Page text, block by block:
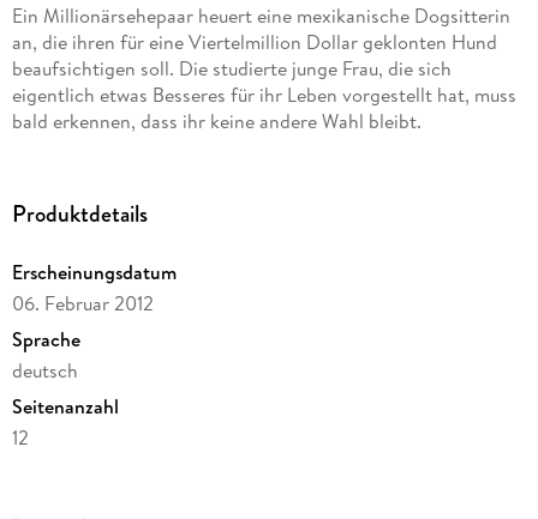
Ein Millionärsehepaar heuert eine mexikanische Dogsitterin
an, die ihren für eine Viertelmillion Dollar geklonten Hund
beaufsichtigen soll. Die studierte junge Frau, die sich
eigentlich etwas Besseres für ihr Leben vorgestellt hat, muss
bald erkennen, dass ihr keine andere Wahl bleibt.
Produktdetails
Erscheinungsdatum
06. Februar 2012
Sprache
deutsch
Seitenanzahl
12